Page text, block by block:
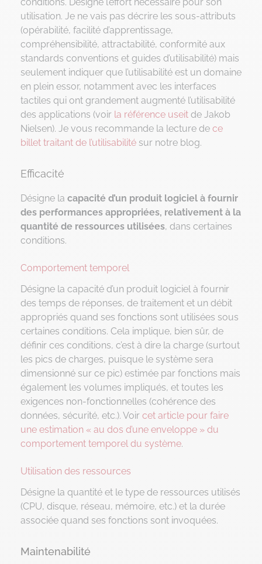
utilisation. Je ne vais pas décrire les sous-attributs
(opérabilité, facilité d’apprentissage,
compréhensibilité, attractabilité, conformité aux
standards conventions et guides d’utilisabilité) mais
seulement indiquer que l’utilisabilité est un domaine
en plein essor, notamment avec les interfaces
tactiles qui ont grandement augmenté l’utilisabilité
des applications (voir la référence useit de Jakob
Nielsen). Je vous recommande la lecture de ce
billet traitant de l’utilisabilité sur notre blog.
Efficacité
Désigne la capacité d’un produit logiciel à fournir
des performances appropriées, relativement à la
quantité de ressources utilisées, dans certaines
conditions.
Comportement temporel
Désigne la capacité d’un produit logiciel à fournir
des temps de réponses, de traitement et un débit
appropriés quand ses fonctions sont utilisées sous
certaines conditions. Cela implique, bien sûr, de
définir ces conditions, c’est à dire la charge (surtout
les pics de charges, puisque le système sera
dimensionné sur ce pic) estimée par fonctions mais
également les volumes impliqués, et toutes les
exigences non-fonctionnelles (cohérence des
données, sécurité, etc.). Voir cet article pour faire
une estimation « au dos d’une enveloppe » du
comportement temporel du système.
Utilisation des ressources
Désigne la quantité et le type de ressources utilisés
(CPU, disque, réseau, mémoire, etc.) et la durée
associée quand ses fonctions sont invoquées.
Maintenabilité